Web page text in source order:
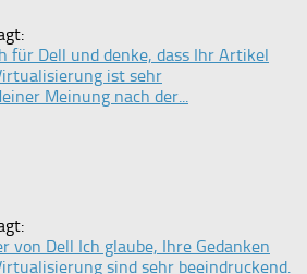
für Dell und denke, dass Ihr Artikel
ist sehr
Meinung nach der...
von Dell Ich glaube, Ihre Gedanken
sind sehr beeindruckend.